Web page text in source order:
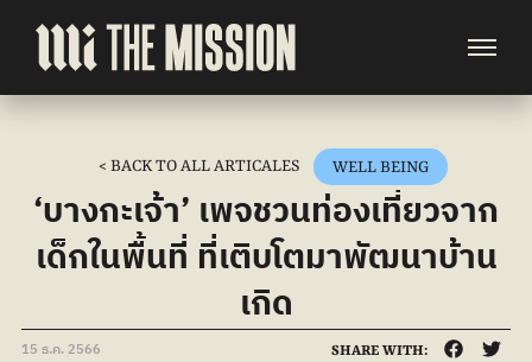
< BACK TO ALL ARTICALES WELL BEING
15 ธ.ค. 2566 SHARE WITH:
‘บางกะเจ้า’ เพจชวนท่องเที่ยวจาก
เด็กในพื้นที่ ที่เติบโตมาพัฒนาบ้าน
เกิด